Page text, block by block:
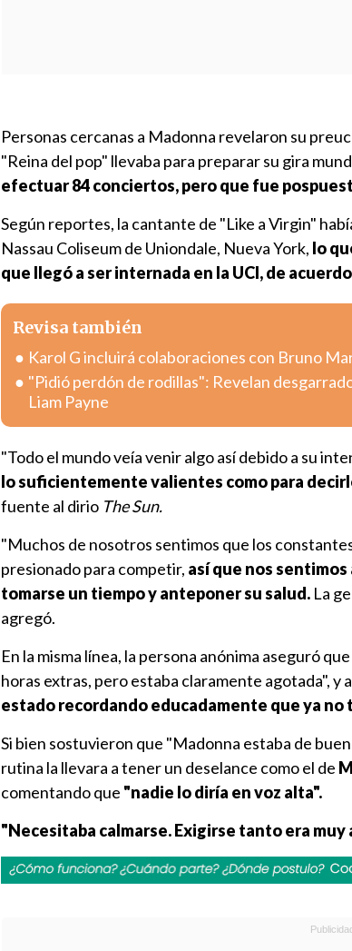
Personas cercanas a Madonna revelaron su
"Reina del pop" llevaba para preparar su gira
efectuar 84 conciertos, pero que fue
Según reportes, la cantante de "Like a Virgin"
Nassau Coliseum de Uniondale, Nueva York, lo
que llegó a ser internada en la UCI, de
Revisa también
Karol G incluirá colaboraciones con Bruno
"Pidió perdón de rodillas": Revelan
Liam Payne
"Todo el mundo veía venir algo así debido a su
lo suficientemente valientes como para
fuente al dirio The Sun.
"Muchos de nosotros sentimos que los
presionado para competir, así que nos
tomarse un tiempo y anteponer su salud. La
agregó.
En la misma línea, la persona anónima aseguró
horas extras, pero estaba claramente agotada", y
estado recordando educadamente que ya no
Si bien sostuvieron que "Madonna estaba de
rutina la llevara a tener un deselance como el de
comentando que "nadie lo diría en voz alta".
"Necesitaba calmarse. Exigirse tanto era muy